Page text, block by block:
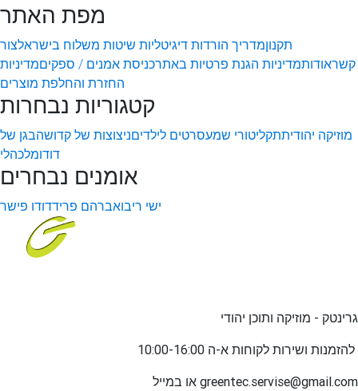
מפת האתר
תקנוןמדריך הורדות דיגיטליות שיטות משלוח בישראלצור
קשראודותמדיניות הגנת פרטיות באתרכניסת אמנים / ספקיםמדיניות
החזרת והחלפת מוצרים
קטגוריות נבחרות
מוזיקה יהודיתתקליטורי שמעסרטים לילדיםניצוצות של קדושהבגן של
דודומלכהלי
אומנים נבחרים
ישי ריבואברהם פרידדודו פישר
גרינטק - מוזיקה ותוכן יהודי
להזמנות ו
greentec.servise@gmail.com